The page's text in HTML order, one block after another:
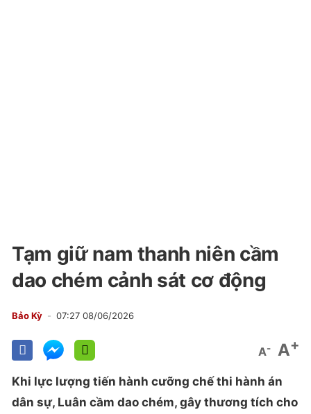
Tạm giữ nam thanh niên cầm
dao chém cảnh sát cơ động
Bảo Kỳ 07:27 08/06/2026
A- A+
Khi lực lượng tiến hành cưỡng chế thi hành án
dân sự, Luân cầm dao chém, gây thương tích cho